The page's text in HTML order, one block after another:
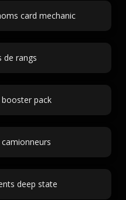
card mechanic
de rangs
pack
deep state